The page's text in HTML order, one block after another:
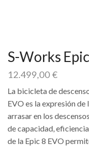
S-Works
12.499,00€
La bicicleta de
EVO es la expresión de
arrasar en los
de capacidad,
de la Epic 8 EVO